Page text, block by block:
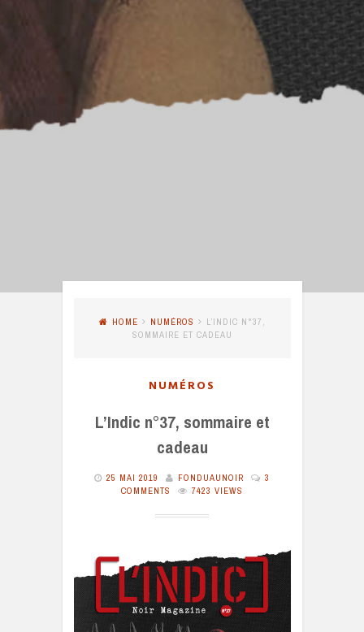
HOME NUMÉROS
L’INDIC N°37,
SOMMAIRE ET CADEAU
NUMÉROS
L’Indic n°37, sommaire et
cadeau
25 MAI 2019 FONDUAUNOIR
3
COMMENTS
7423 VIEWS